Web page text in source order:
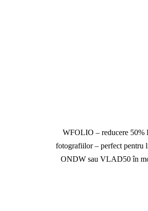
WFOLIO – reducere 50%
fotografiilor – perfect
ONDW sau VLAD50 în